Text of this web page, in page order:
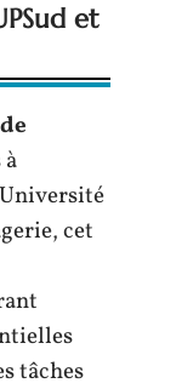
et
cet
tâches